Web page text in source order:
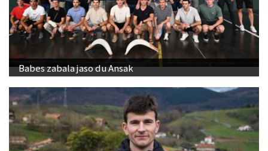
Babes zabala jaso du Ansak